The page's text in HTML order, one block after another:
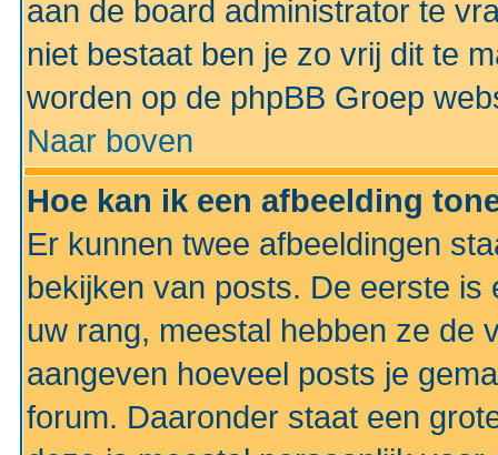
aan de board administrator te
niet bestaat ben je zo vrij dit te
worden op de phpBB Groep
Naar boven
Hoe kan ik een afbeelding
Er kunnen twee afbeeldingen
bekijken van posts. De eerste
uw rang, meestal hebben ze de
aangeven hoeveel posts je
forum. Daaronder staat een